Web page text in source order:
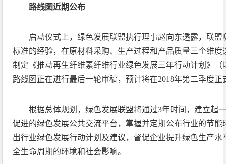
路线图近期公布
启动仪式上，绿色发展联盟执行理事赵向东透露，联
标准的经验，在原材料采购、生产过程和产品质量三个维度
制定《推动再生纤维素纤维行业绿色发展三年行动计划》
路线图正在进行最后一轮审稿，预计将在2018年第二季度正
根据总体规划，绿色发展联盟将通过3年时间，建立起
促进的绿色发展公共交流平台，掌握并定期公布行业的节
出行业绿色发展行动计划及建议，督促企业提升绿色生产
全生命周期的环境和社会影响。